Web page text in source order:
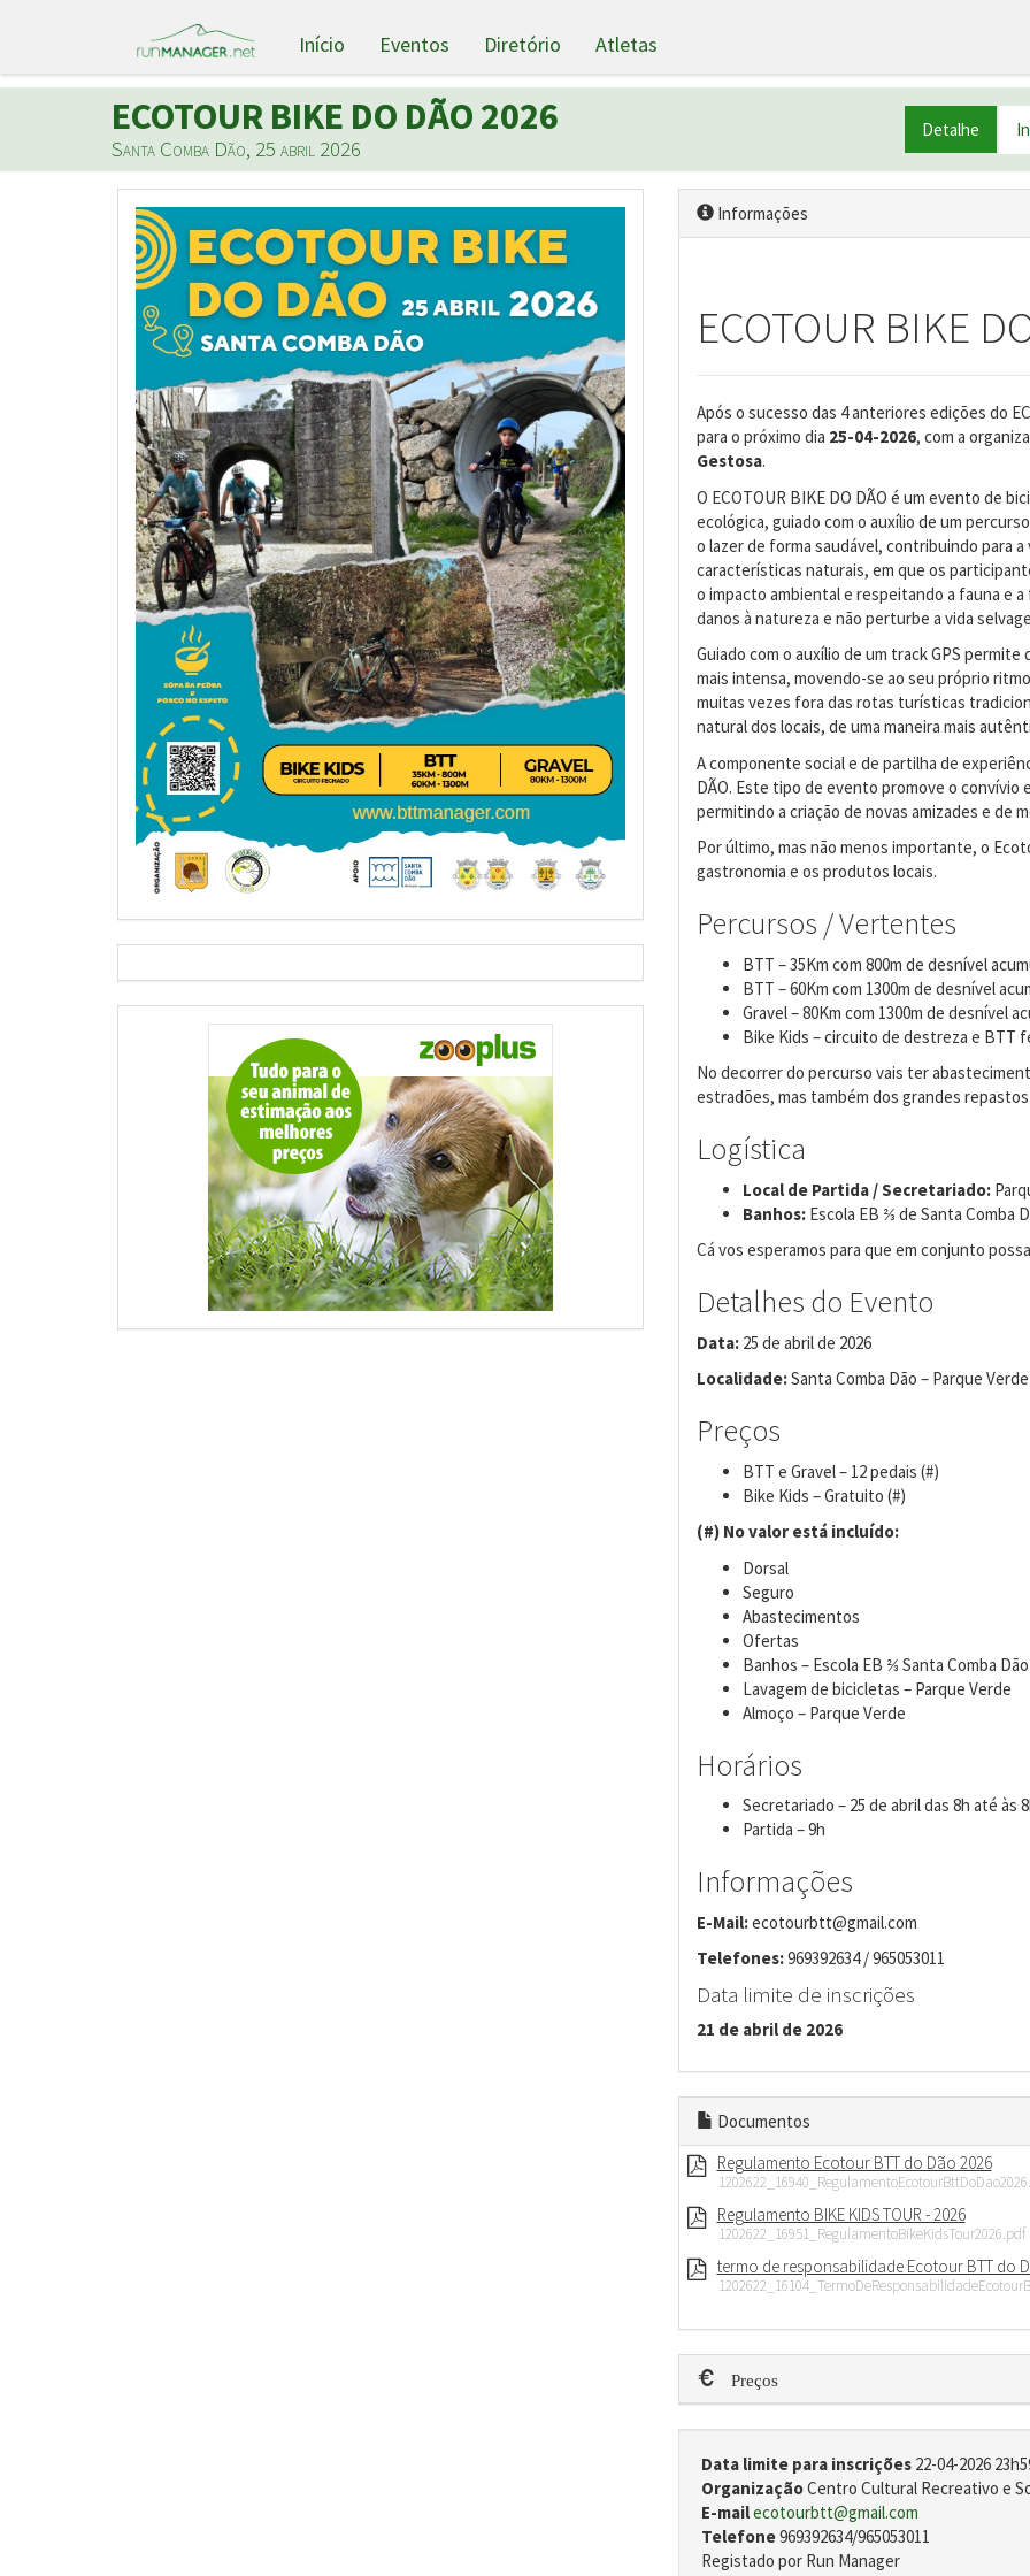
Início Eventos Diretório Atletas
ECOTOUR BIKE DO DÃO 2026
Santa Comba Dão, 25 abril 2026
Detalhe
Informações
ECOTOUR BIKE
Após o sucesso das 4 anteriores edições do
para o próximo dia 25-04-2026, com a
Gestosa.
O ECOTOUR BIKE DO DÃO é um evento de
ecológica, guiado com o auxílio de um
o lazer de forma saudável, contribuindo para a
características naturais, em que os
o impacto ambiental e respeitando a fauna e
danos à natureza e não perturbe a vida
Guiado com o auxílio de um track GPS
mais intensa, movendo-se ao seu próprio
muitas vezes fora das rotas turísticas
natural dos locais, de uma maneira mais
A componente social e de partilha de
DÃO. Este tipo de evento promove o
permitindo a criação de novas amizades e de
Por último, mas não menos importante, o
gastronomia e os produtos locais.
Percursos / Vertentes
BTT – 35Km com 800m de desnível
BTT – 60Km com 1300m de desnível
Gravel – 80Km com 1300m de desnível
Bike Kids – circuito de destreza e BTT
No decorrer do percurso vais ter
estradões, mas também dos grandes repastos
Logística
Local de Partida / Secretariado:
Banhos:Escola EB ⅔ de Santa Comba
Cá vos esperamos para que em conjunto
Detalhes do Evento
Data:25 de abril de 2026
Localidade:Santa Comba Dão – Parque
Preços
BTT e Gravel – 12 pedais (#)
Bike Kids – Gratuito (#)
(#) No valor está incluído:
Dorsal
Seguro
Abastecimentos
Ofertas
Banhos – Escola EB ⅔ Santa Comba Dão
Lavagem de bicicletas – Parque Verde
Almoço – Parque Verde
Horários
Secretariado – 25 de abril das 8h até às
Partida – 9h
Informações
E-Mail:ecotourbtt@gmail.com
Telefones:969392634 / 965053011
Data limite de inscrições
21 de abril de 2026
Documentos
Regulamento Ecotour BTT do Dão 2026
Regulamento BIKE KIDS TOUR - 2026
1202622_16951_RegulamentoBikeKidsTour2026.pdf
termo de responsabilidade Ecotour BTT do
Preços
Data limite para inscrições 22-04-2026
OrganizaçãoCentro Cultural Recreativo e
E-mailecotourbtt@gmail.com
Telefone969392634/965053011
Registado por Run Manager